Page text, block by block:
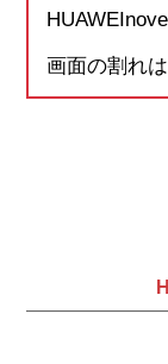
画面の割れ